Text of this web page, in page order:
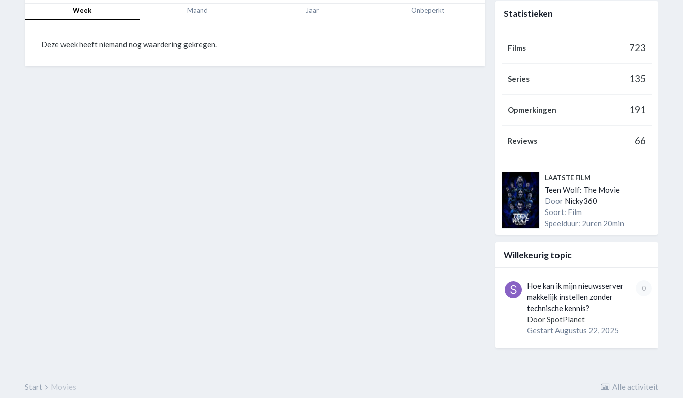
Week Maand Jaar Onbeperkt
Deze week heeft niemand nog waardering gekregen.
Statistieken
Films 723
Series 135
Opmerkingen 191
Reviews 66
LAATSTE FILM
Teen Wolf: The Movie
Door Nicky360
Soort: Film
Speelduur: 2uren 20min
Willekeurig topic
0
Hoe kan ik mijn nieuwsserver
makkelijk instellen zonder
technische kennis?
DoorSpotPlanet
GestartAugustus 22, 2025
Alle activiteit
Start Movies